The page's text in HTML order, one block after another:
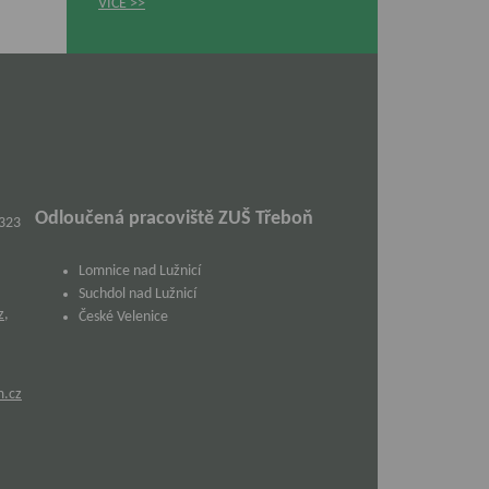
VÍCE
,
Odloučená pracoviště ZUŠ Třeboň
Lomnice nad Lužnicí
Suchdol nad Lužnicí
České Velenice